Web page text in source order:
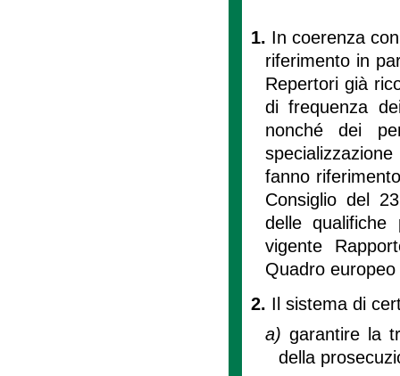
1. In coerenza
riferimento in
Repertori già
di frequenza
nonché dei
fanno
Consiglio del
delle qualifiche
vigente
Quadro europeo
2. Il sistema di
a) garantire la
della